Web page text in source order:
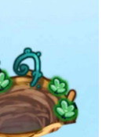
刮部落 跃龙门